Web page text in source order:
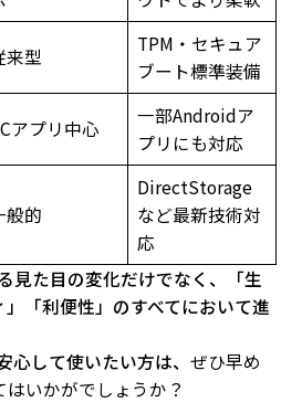
来型
TPM・セキュア
ブート標準装備
アプリ中心
一部Androidア
プリにも対応
般的
DirectStorage
など最新技術対
応
見た目の変化だけでなく、「生
「利便性」のすべてにおいて進
心して使いたい方は、ぜひ早め
いかがでしょうか？